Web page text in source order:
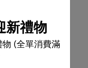
新禮物
(全單消費滿